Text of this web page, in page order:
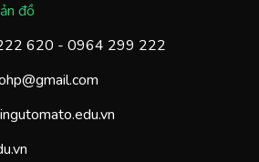
đồ
620 - 0964 299 222